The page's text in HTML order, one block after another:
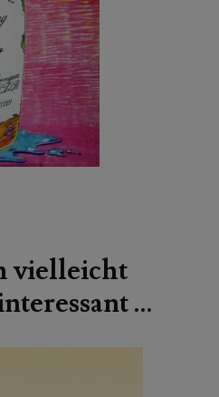
vielleicht
…